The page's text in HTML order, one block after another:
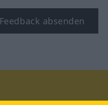
Feedback absenden